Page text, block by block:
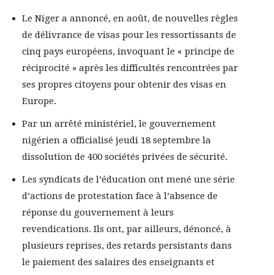
Le Niger a annoncé, en août, de nouvelles règles
de délivrance de visas pour les ressortissants de
cinq pays européens, invoquant le « principe de
réciprocité » après les difficultés rencontrées par
ses propres citoyens pour obtenir des visas en
Europe.
Par un arrêté ministériel, le gouvernement
nigérien a officialisé jeudi 18 septembre la
dissolution de 400 sociétés privées de sécurité.
Les syndicats de l’éducation ont mené une série
d’actions de protestation face à l’absence de
réponse du gouvernement à leurs
revendications. Ils ont, par ailleurs, dénoncé, à
plusieurs reprises, des retards persistants dans
le paiement des salaires des enseignants et